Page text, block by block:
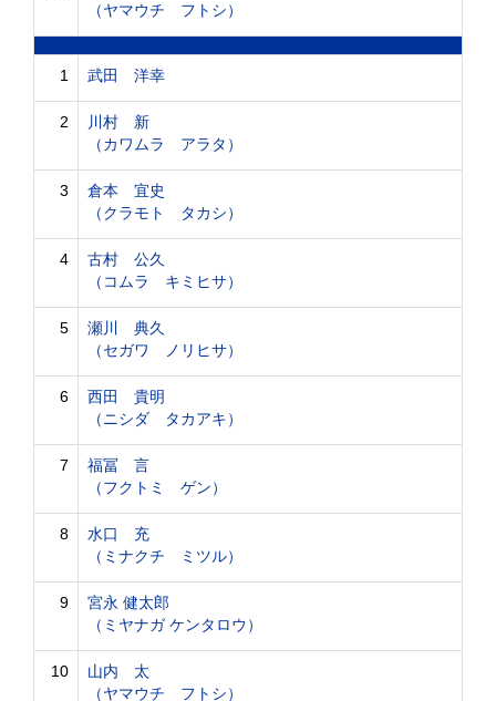
（ヤマウチ フトシ）
1 武田 洋幸
2
川村 新
（カワムラ アラタ）
3
倉本 宜史
（クラモト タカシ）
4
古村 公久
（コムラ キミヒサ）
5
瀬川 典久
（セガワ ノリヒサ）
6
西田 貴明
（ニシダ タカアキ）
7
福冨 言
（フクトミ ゲン）
8
水口 充
（ミナクチ ミツル）
9
宮永 健太郎
（ミヤナガ ケンタロウ）
10
山内 太
（ヤマウチ フトシ）